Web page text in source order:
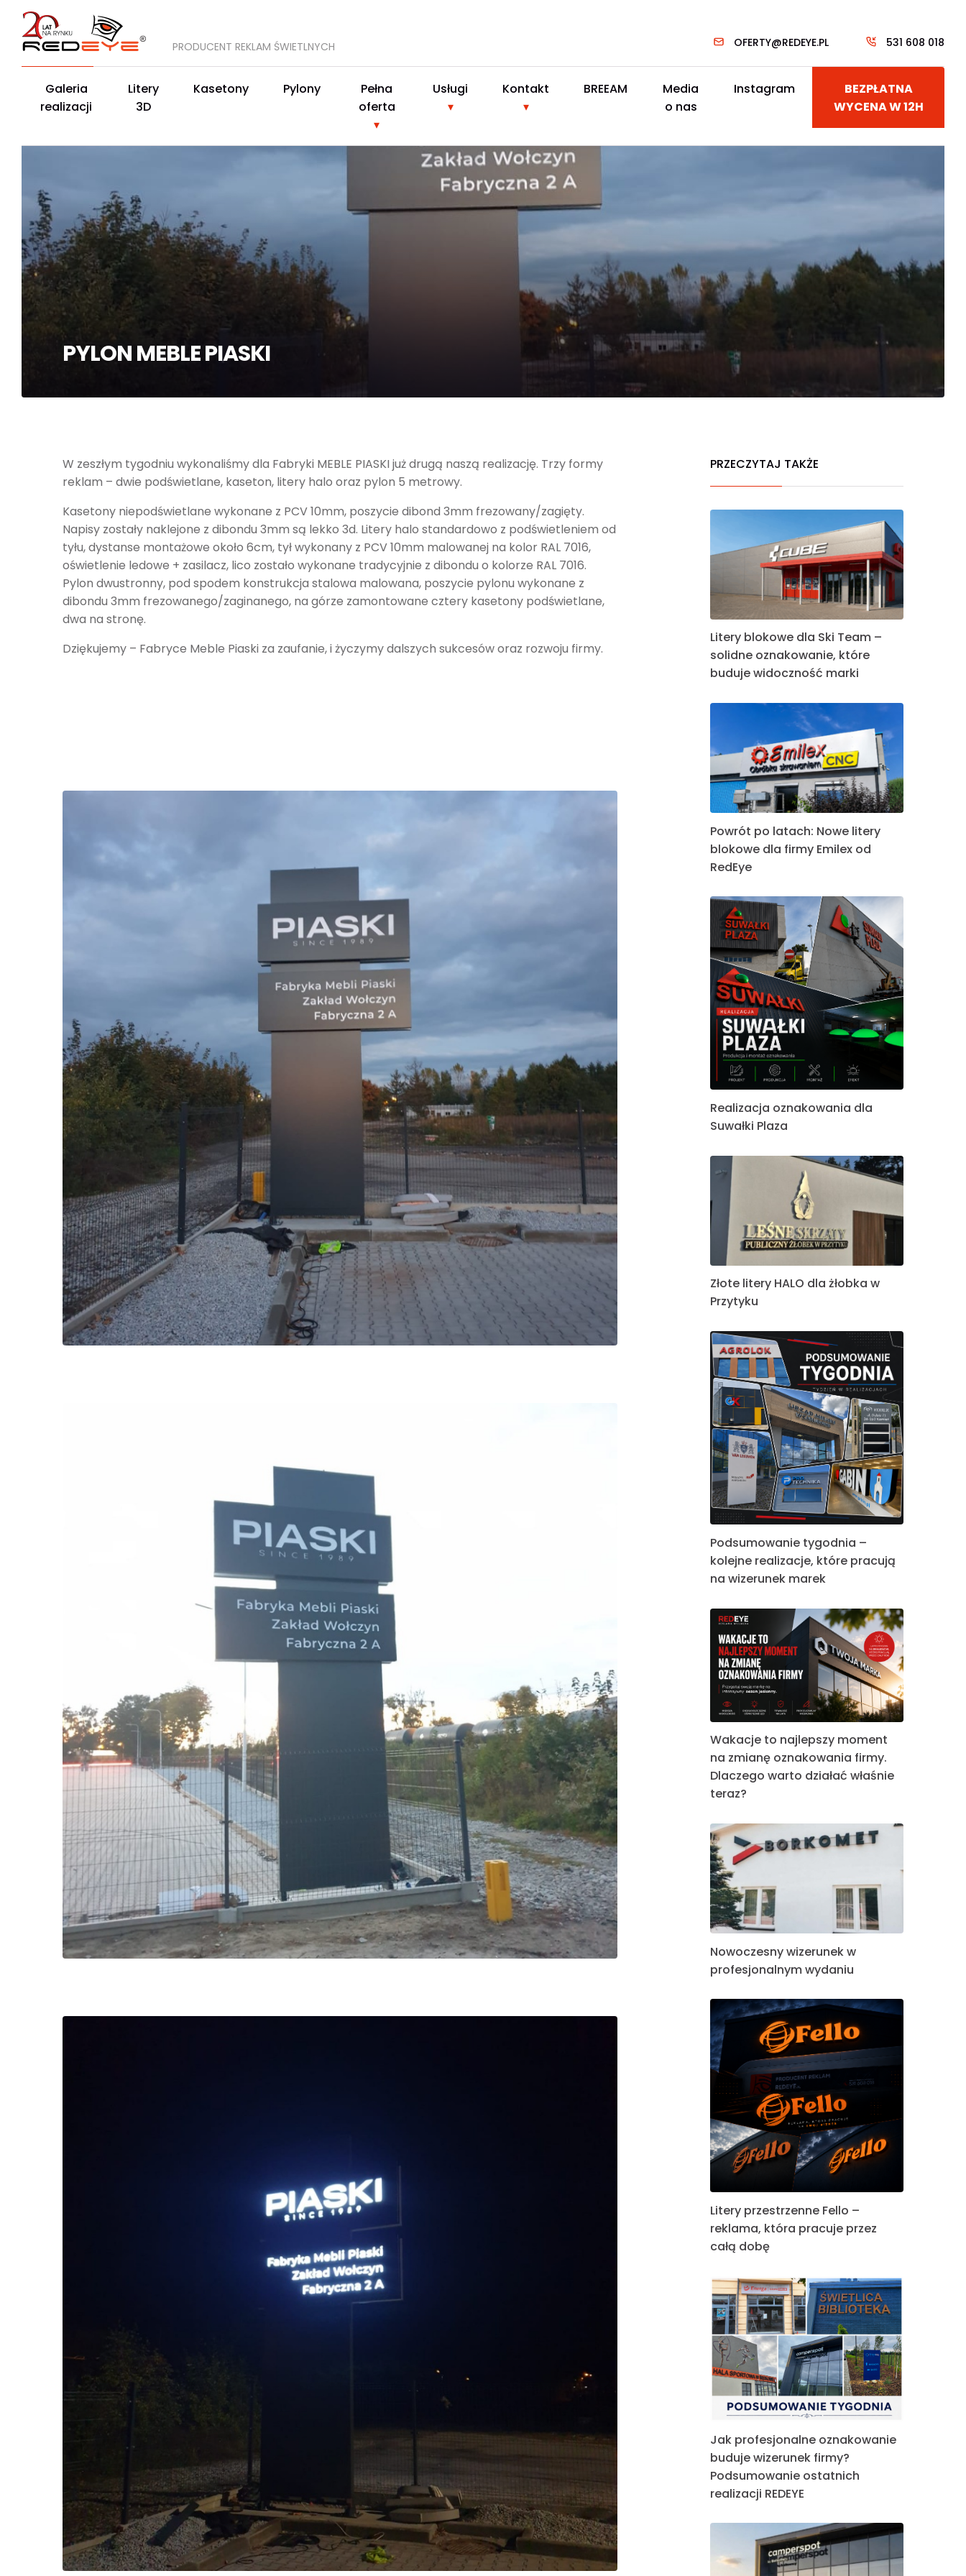
PRODUCENT REKLAM ŚWIETLNYCH 531 608 018
OFERTY@REDEYE.PL
Galeria
realizacji
Litery
3D
Kasetony Pylony
Pełna
oferta
Usługi Kontakt BREEAM
Media
o nas
Instagram
BEZPŁATNA
WYCENA W 12H
PYLON MEBLE PIASKI
W zeszłym tygodniu wykonaliśmy dla Fabryki MEBLE PIASKI już drugą naszą realizację. Trzy formy
reklam – dwie podświetlane, kaseton, litery halo oraz pylon 5 metrowy.
Kasetony niepodświetlane wykonane z PCV 10mm, poszycie dibond 3mm frezowany/zagięty.
Napisy zostały naklejone z dibondu 3mm są lekko 3d. Litery halo standardowo z podświetleniem od
tyłu, dystanse montażowe około 6cm, tył wykonany z PCV 10mm malowanej na kolor RAL 7016,
oświetlenie ledowe + zasilacz, lico zostało wykonane tradycyjnie z dibondu o kolorze RAL 7016.
Pylon dwustronny, pod spodem konstrukcja stalowa malowana, poszycie pylonu wykonane z
dibondu 3mm frezowanego/zaginanego, na górze zamontowane cztery kasetony podświetlane,
dwa na stronę.
Dziękujemy – Fabryce Meble Piaski za zaufanie, i życzymy dalszych sukcesów oraz rozwoju firmy.
PRZECZYTAJ TAKŻE
Litery blokowe dla Ski Team –
solidne oznakowanie, które
buduje widoczność marki
Powrót po latach: Nowe litery
blokowe dla firmy Emilex od
RedEye
Realizacja oznakowania dla
Suwałki Plaza
Złote litery HALO dla żłobka w
Przytyku
Podsumowanie tygodnia –
kolejne realizacje, które pracują
na wizerunek marek
Wakacje to najlepszy moment
na zmianę oznakowania firmy.
Dlaczego warto działać właśnie
teraz?
Nowoczesny wizerunek w
profesjonalnym wydaniu
Litery przestrzenne Fello –
reklama, która pracuje przez
całą dobę
Jak profesjonalne oznakowanie
buduje wizerunek firmy?
Podsumowanie ostatnich
realizacji REDEYE